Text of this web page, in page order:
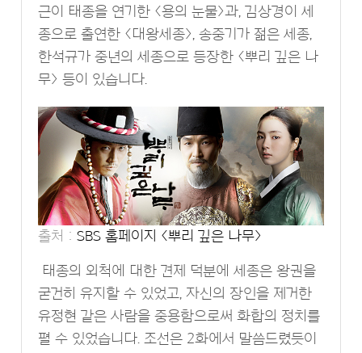
근이 태종을 연기한 <용의 눈물>과, 김상경이 세
종으로 출연한 <대왕세종>, 송중기가 젊은 세종,
한석규가 중년의 세종으로 등장한 <뿌리 깊은 나
무> 등이 있습니다.
출처 :SBS 홈페이지 <뿌리 깊은 나무>
태종의 외척에 대한 견제 덕분에 세종은 왕권을
굳건히 유지할 수 있었고, 자신의 장인을 제거한
유정현 같은 사람을 중용함으로써 화합의 정치를
펼 수 있었습니다. 조선은 2화에서 말씀드렸듯이